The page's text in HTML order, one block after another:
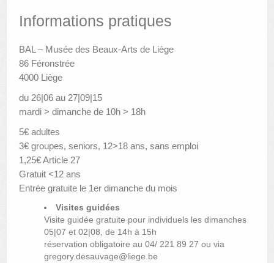
Informations pratiques
BAL – Musée des Beaux-Arts de Liège
86 Féronstrée
4000 Liège
du 26|06 au 27|09|15
mardi > dimanche de 10h > 18h
5€ adultes
3€ groupes, seniors, 12>18 ans, sans emploi
1,25€ Article 27
Gratuit <12 ans
Entrée gratuite le 1er dimanche du mois
Visites guidées
Visite guidée gratuite pour individuels les dimanches
05|07 et 02|08, de 14h à 15h
réservation obligatoire au 04/ 221 89 27 ou via
gregory.desauvage@liege.be